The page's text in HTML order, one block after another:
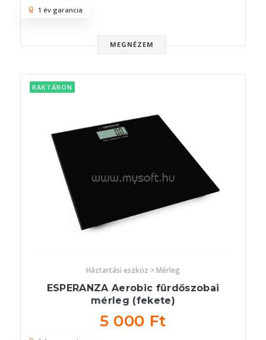
MEGNÉZEM
1 év garancia
RAKTÁRON
Háztartási eszköz > Mérleg
ESPERANZA Aerobic fürdőszobai
mérleg (fekete)
5 000 Ft